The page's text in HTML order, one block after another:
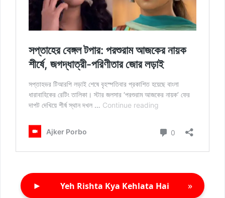
► Yeh Rishta Kya Kehlata Hai »